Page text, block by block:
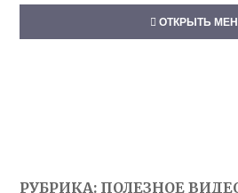
ОТКРЫТЬ
РУБРИКА: ПОЛЕЗНОЕ